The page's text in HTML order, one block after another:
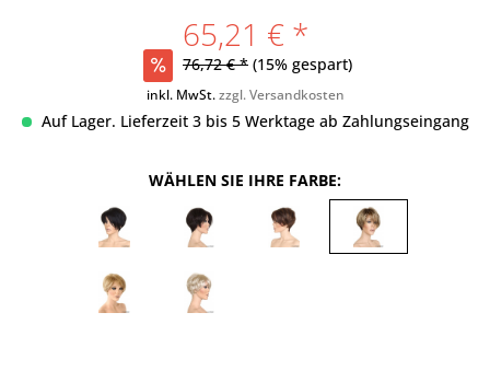
65,21 € *
76,72 € * (15% gespart)
inkl. MwSt.zzgl. Versandkosten
Auf Lager. Lieferzeit 3 bis 5 Werktage ab Zahlungseingang
WÄHLEN SIE IHRE FARBE: